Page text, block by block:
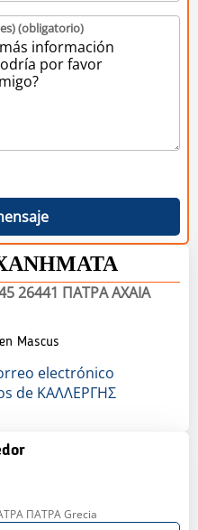
(obligatorio)
26441 ΠΑΤΡΑ ΑXAIA
Mascus
electrónico
de ΚΑΛΛΕΡΓΗΣ
ΠΑΤΡΑ Grecia